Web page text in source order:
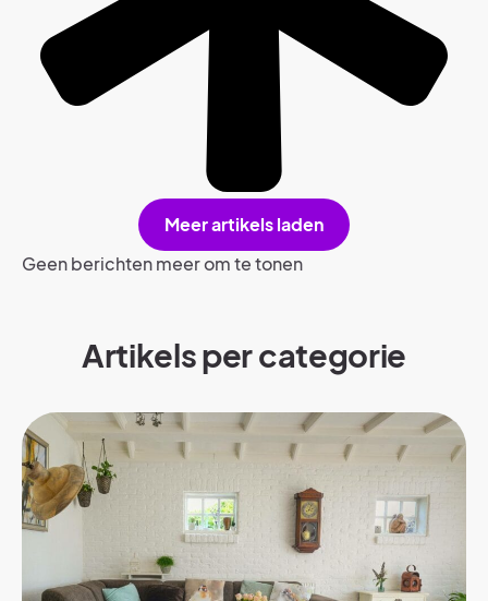
Meer artikels laden
Geen berichten meer om te tonen
Artikels per categorie​